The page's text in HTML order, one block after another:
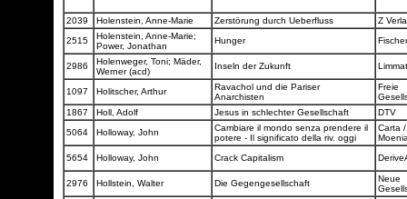
2039 Holenstein, Anne-Marie Zerstörung durch Ueberfluss
Z
2515
Holenstein, Anne-Marie;
Power, Jonathan
Hunger
2986
Holenweger, Toni; Mäder,
Werner (acd)
Inseln der Zukunft
1097 Holitscher, Arthur
Ravachol und die Pariser
Anarchisten
Freie
1867
Holl, Adolf Jesus in schlechter Gesellschaft
DTV
5064
Holloway, John
Cambiare il mondo senza prendere il
potere - Il significato della riv. oggi
Carta
5654
Holloway, John Crack Capitalism
2976 Hollstein, Walter Die Gegengesellschaft
Neue